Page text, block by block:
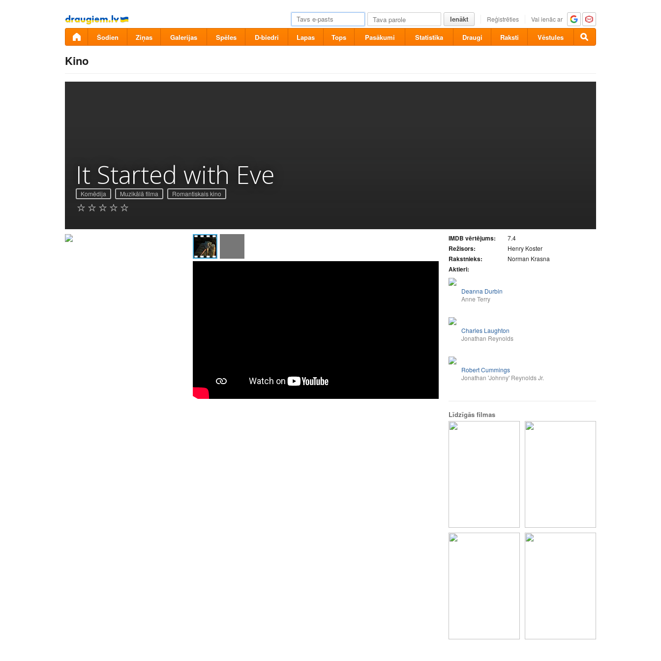
Pāriet
uz
saturu
Ienākt Reģistrēties Vai ienāc ar
Šodien Ziņas Galerijas Spēles D-biedri Lapas Tops Pasākumi Statistika Draugi Raksti Vēstules
Kino
It Started with Eve
Komēdija Muzikālā filma Romantiskais kino
IMDB vērtējums: 7.4
Režisors: Henry Koster
Rakstnieks: Norman Krasna
Aktieri:
Deanna Durbin
Anne Terry
Charles Laughton
Jonathan Reynolds
Robert Cummings
Jonathan 'Johnny' Reynolds Jr.
Līdzīgās filmas